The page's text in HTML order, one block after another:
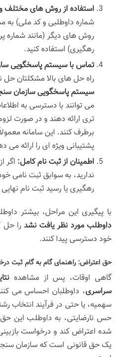
استفاده از روش های مختلف
شماره داوطلبی و کد ملی) به
روش های دیگر (مانند شماره
رهگیری) استفاده کنید.
تماس با سیستم پاسخگویی
راه حل های بالا مشکلتان حل
سیستم پاسخگویی سازمان
می توانند با دسترسی به
تری ارائه دهند و در صورت
برطرف کنند. این سامانه
پشتیبانی ویژه ای را ارائه می
اطمینان از ثبت نام کامل: اگر
ندارید، به سوابق ثبت نامی
رهگیری یا رسید ثبت نام
با پیگیری این مراحل، بیشتر
داوطلب مورد نظر یافت نشد را حل
خود دسترسی پیدا کنند.
حق اعتراض: راهنمای گام به گام ثبت
گاهی اوقات، پس از مشاهده
سراسری، داوطلبان احساس می
سهمیه، یا حتی در فرآیند انتخاب
حس نارضایتی، به داوطلب این
شده اعتراض کند و درخواست
یک حق قانونی است که سازمان